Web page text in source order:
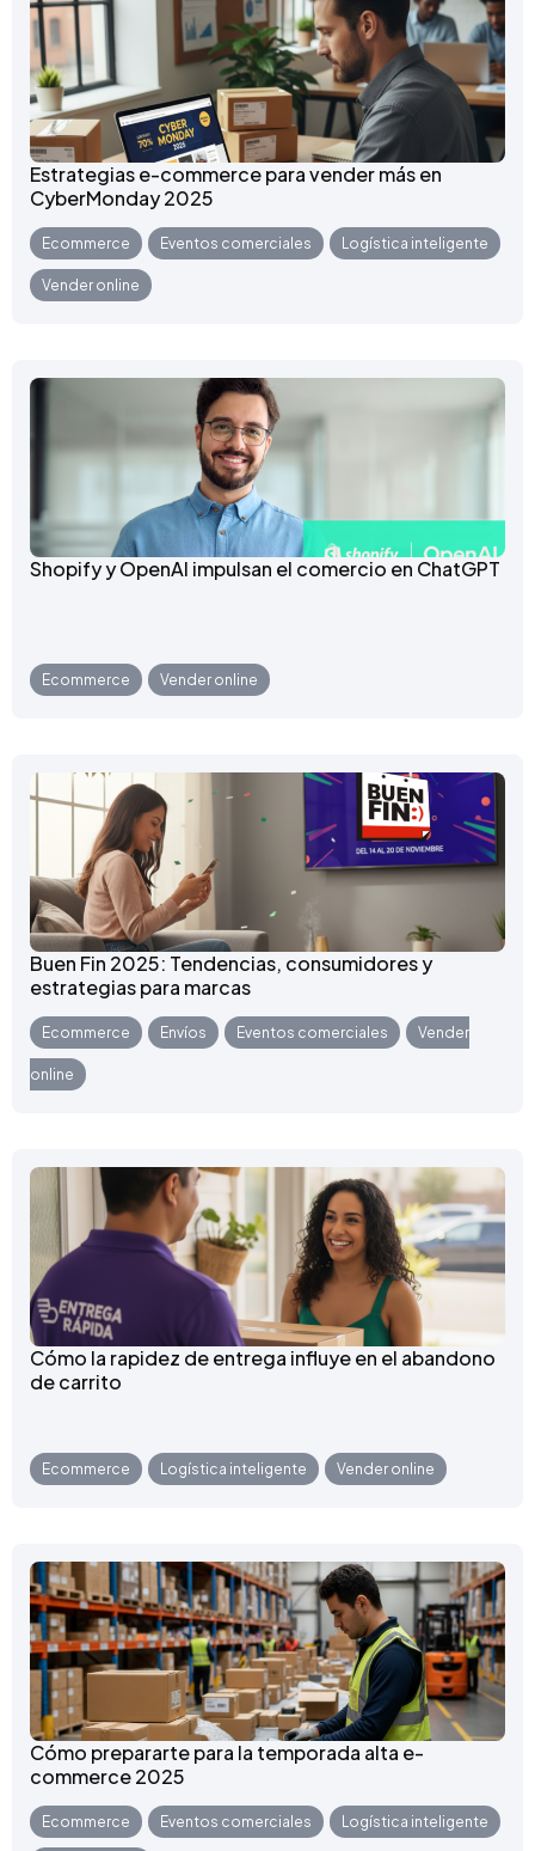
Estrategias e-commerce para vender más en
CyberMonday 2025
Ecommerce Eventos comerciales Logística inteligente
Vender online
Shopify y OpenAI impulsan el comercio en ChatGPT
Ecommerce Vender online
Buen Fin 2025: Tendencias, consumidores y
estrategias para marcas
Ecommerce Envíos Eventos comerciales Vender
online
Cómo la rapidez de entrega influye en el abandono
de carrito
Ecommerce Logística inteligente Vender online
Cómo prepararte para la temporada alta e-
commerce 2025
Ecommerce Eventos comerciales Logística inteligente